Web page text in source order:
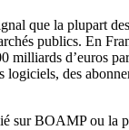
que la plupart
publics. En
milliards d’euros
logiciels, des
sur BOAMP ou la